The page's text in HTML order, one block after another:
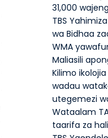
31,000
TBS
wa Bidhaa
WMA
Maliasili
Kilimo
wadau
utegemezi
Wataalam
taarifa za